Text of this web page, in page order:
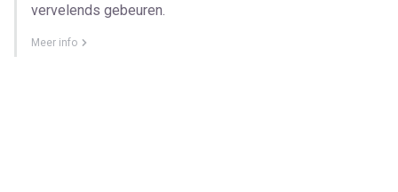
vervelends gebeuren.
Meer info